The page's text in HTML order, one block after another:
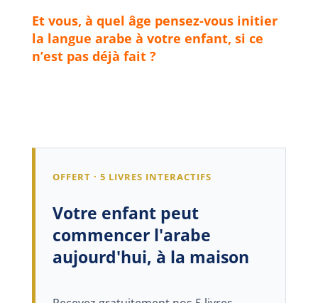
Et vous, à quel âge pensez-vous initier
la langue arabe à votre enfant, si ce
n’est pas déjà fait ?
OFFERT · 5 LIVRES INTERACTIFS
Votre enfant peut
commencer l'arabe
aujourd'hui, à la maison